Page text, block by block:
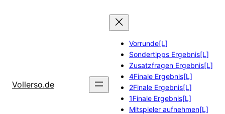
Vollerso.de
Vorrunde[L]
Sondertipps Ergebnis[L]
Zusatzfragen Ergebnis[L]
4Finale Ergebnis[L]
2Finale Ergebnis[L]
1Finale Ergebnis[L]
Mitspieler aufnehmen[L]